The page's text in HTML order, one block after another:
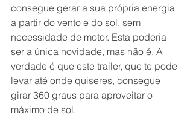
consegue gerar a sua própria energia
a partir do vento e do sol, sem
necessidade de motor. Esta poderia
ser a única novidade, mas não é. A
verdade é que este trailer, que te pode
levar até onde quiseres, consegue
girar 360 graus para aproveitar o
máximo de sol.